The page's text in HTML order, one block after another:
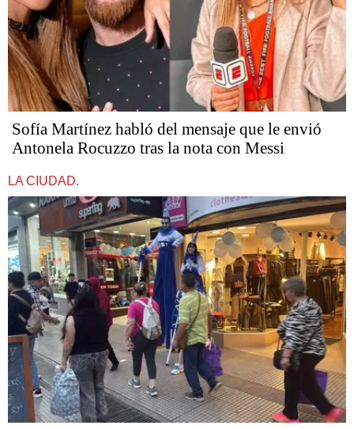
Sofía Martínez habló del mensaje que le envió
Antonela Rocuzzo tras la nota con Messi
LA CIUDAD.